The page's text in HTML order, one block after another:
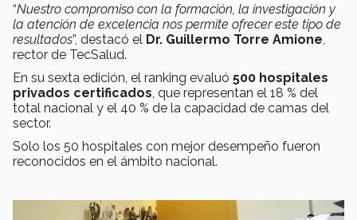
“Nuestro compromiso con la formación, la investigación y
la atención de excelencia nos permite ofrecer este tipo de
resultados”, destacó el Dr. Guillermo Torre Amione
rector de TecSalud.
En su sexta edición, el ranking evaluó 500 hospitales
privados certificados , que representan el 18 % del
total nacional y el 40 % de la capacidad de camas del
sector.
Solo los 50 hospitales con mejor desempeño fueron
reconocidos en el ámbito nacional.